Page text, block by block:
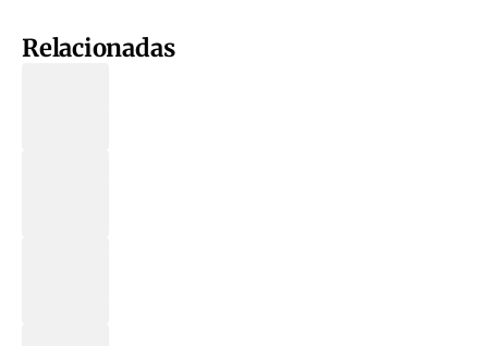
Relacionadas